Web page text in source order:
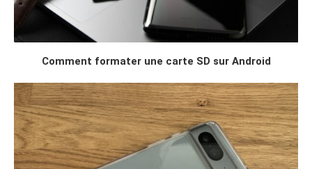
Comment formater une carte SD sur Android